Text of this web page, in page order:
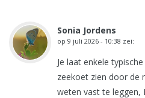
Sonia Jordens
op 9 juli 2026 - 10:38 zei:
Je laat enkele
zeekoet zien door de
weten vast te leggen,